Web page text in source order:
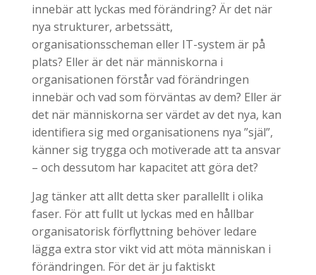
innebär att lyckas med förändring? Är det när
nya strukturer, arbetssätt,
organisationsscheman eller IT-system är på
plats? Eller är det när människorna i
organisationen förstår vad förändringen
innebär och vad som förväntas av dem? Eller är
det när människorna ser värdet av det nya, kan
identifiera sig med organisationens nya ”själ”,
känner sig trygga och motiverade att ta ansvar
– och dessutom har kapacitet att göra det?
Jag tänker att allt detta sker parallellt i olika
faser. För att fullt ut lyckas med en hållbar
organisatorisk förflyttning behöver ledare
lägga extra stor vikt vid att möta människan i
förändringen. För det är ju faktiskt